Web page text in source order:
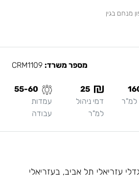
מנחם בגין
מספר משרד:
25
דמי ניהול
למ"ר
55-60
עמדות
עבודה
עזריאלי תל אביב, בעזריאלי